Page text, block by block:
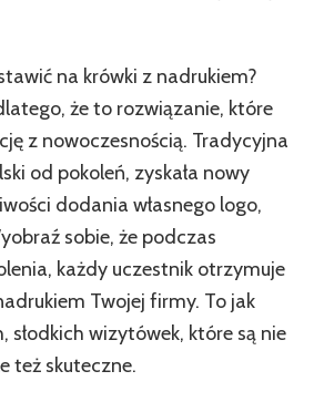
na krówki z nadrukiem?
że to rozwiązanie, które
z nowoczesnością. Tradycyjna
od pokoleń, zyskała nowy
dodania własnego logo,
sobie, że podczas
każdy uczestnik otrzymuje
Twojej firmy. To jak
słodkich wizytówek, które są nie
też skuteczne.